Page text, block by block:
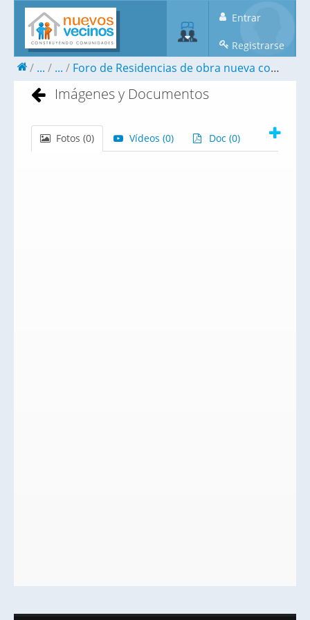
Entrar
Registrarse
... ... Foro de Residencias de obra nueva con encanto histórico en el Barrio Gótico
Imágenes y Documentos
Fotos (0) Vídeos (0) Doc (0)